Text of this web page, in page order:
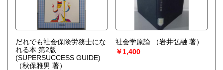
だれでも社会保険労務士にな
れる本 第2版
(SUPERSUCCESS GUIDE)
（秋保雅男 著）
社会学原論
（岩井弘融 著）
￥1,400